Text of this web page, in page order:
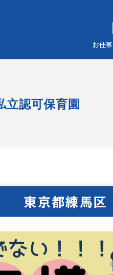
お仕
立認可保育園
東京都練馬区